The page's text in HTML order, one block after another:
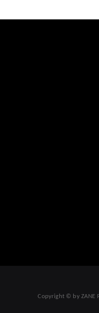
Copyright © by ZANE